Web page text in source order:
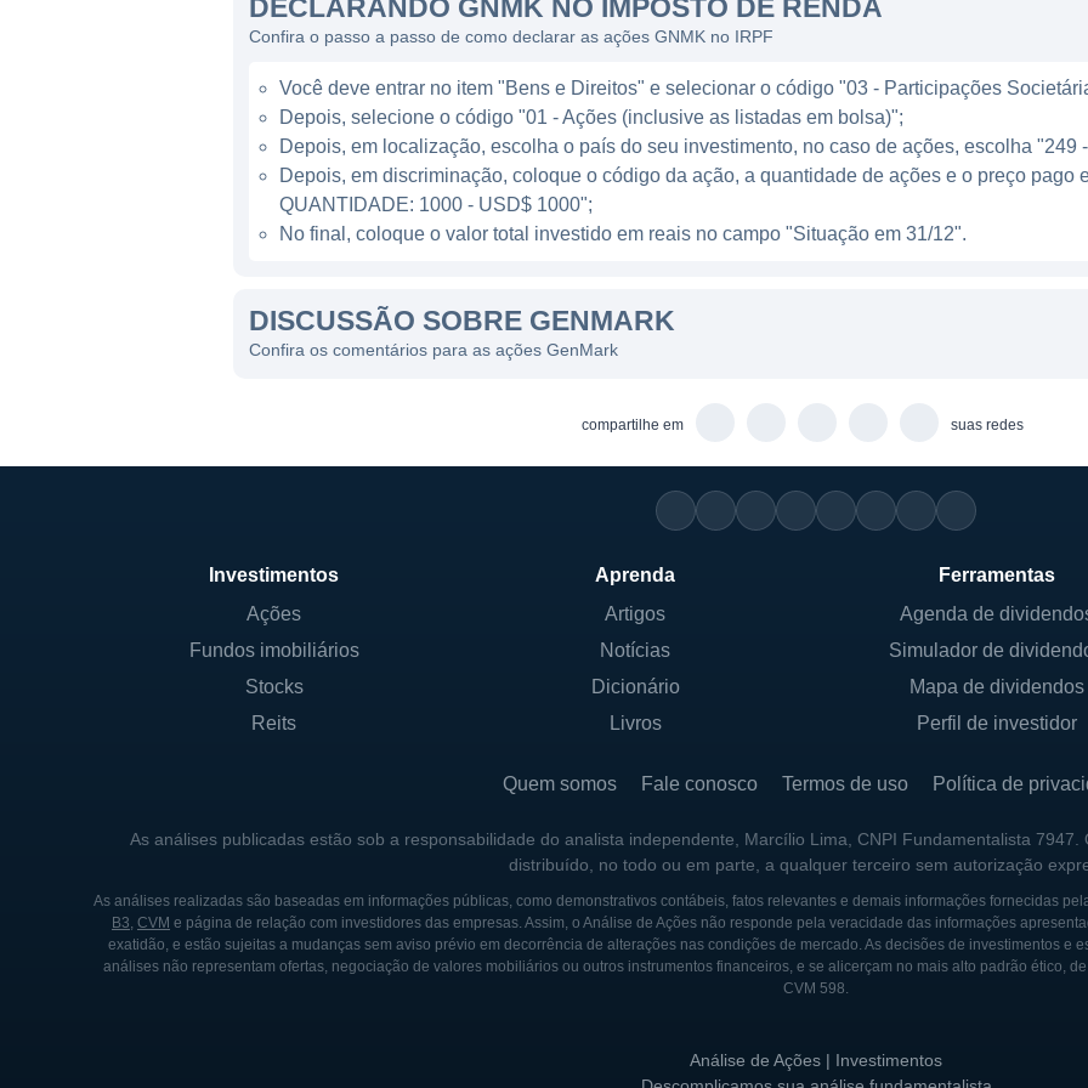
necessários para realizar os diagnósticos. O modelo de negócios da empresa inclui
um fluxo de receita sustentável e recorrente.
LINHAS DE NEGÓCIOS
As linhas de negócios da GenMark incluem a pesquisa e desenvolvimento de novos
fabricação e distribuição de dispositivos de diagnóstico e a manutenção de sistemas
suas soluções existentes.
colaboração combina esforços para a criação de soluções que atendam às
diagnóstico.
CONTROLADORES E PRINCIPAIS SÓCIOS
A estrutura acionária da GenMark é composta por uma combinação de investidores
executivos da empresa. Informações específicas sobre controladores e sócios
empresa tenha sua participação dividida entre investidores estratégicos e grupos
no setor de diagnóstico.
Geralmente, empresas como a GenMark atraem fundos de investimento que
saúde, além de possíveis parcerias com entidades governamentais que visam o
HISTÓRIA DA GENMARK
A GenMark Diagnostics nasceu da ideia de revolucionar o diagnóstico molecular por
inovadora. Desde sua fundação, a empresa se empenha em criar métodos de
não apenas precisos, mas também acessíveis e rápidos. O primeiro sistema
desenvolvido para detectar infecções respiratórias e rapidamente se tornou uma
Um marco importante na trajetória da empresa foi sua abertura de capital na bolsa
DECLARANDO GNMK NO IMPOSTO DE RENDA
Confira o passo a passo de como declarar as ações GNMK no IRPF
Você deve entrar no item "Bens e Direitos" e selecionar o código "03 - Participações
Depois, selecione o código "01 - Ações (inclusive as listadas em bolsa)";
Depois, em localização, escolha o país do seu investimento, no caso de ações, escolha "249
Depois, em discriminação, coloque o código da ação, a quantidade de ações e o preço pago
QUANTIDADE: 1000 - USD$ 1000";
No final, coloque o valor total investido em reais no campo "Situação em 31/12".
DISCUSSÃO SOBRE GENMARK
Confira os comentários para as ações GenMark
compartilhe em suas redes
Investimentos
Ações
Fundos imobiliários
Stocks
Reits
Aprenda
Artigos
Notícias
Dicionário
Livros
Ferramentas
Agenda de
Simulador de
Mapa de dividendos
Perfil de investidor
Quem somos Fale conosco Termos de uso Política de
As análises publicadas estão sob a responsabilidade do analista independente, Marcílio Lima, CNPI Fundamentalista
distribuído, no todo ou em parte, a qualquer terceiro sem autorização
As análises realizadas são baseadas em informações públicas, como demonstrativos contábeis, fatos relevantes e demais informações fornecidas
B3, CVM e página de relação com investidores das empresas. Assim, o Análise de Ações não responde pela veracidade das informações
exatidão, e estão sujeitas a mudanças sem aviso prévio em decorrência de alterações nas condições de mercado. As decisões de investimentos e
análises não representam ofertas, negociação de valores mobiliários ou outros instrumentos financeiros, e se alicerçam no mais alto padrão ético,
CVM 598.
Análise de Ações | Investimentos